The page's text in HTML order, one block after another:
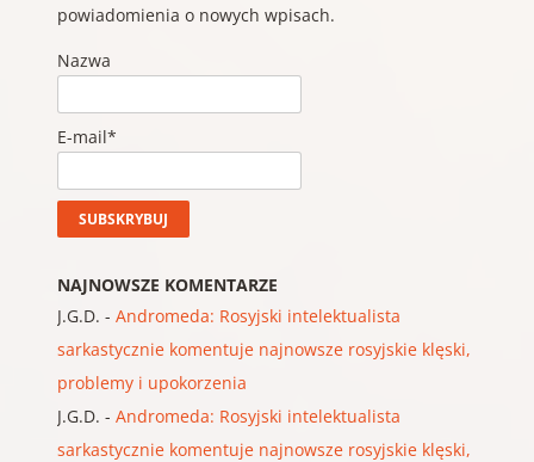
powiadomienia o nowych wpisach.
Nazwa
E-mail*
NAJNOWSZE KOMENTARZE
J.G.D. - Andromeda: Rosyjski intelektualista
sarkastycznie komentuje najnowsze rosyjskie klęski,
problemy i upokorzenia
J.G.D. - Andromeda: Rosyjski intelektualista
sarkastycznie komentuje najnowsze rosyjskie klęski,